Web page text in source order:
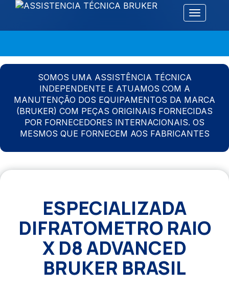
Alternar
SOMOS UMA ASSISTÊNCIA TÉCNICA
INDEPENDENTE E ATUAMOS COM A
MANUTENÇÃO DOS EQUIPAMENTOS DA MARCA
(BRUKER) COM PEÇAS ORIGINAIS FORNECIDAS
POR FORNECEDORES INTERNACIONAIS. OS
MESMOS QUE FORNECEM AOS FABRICANTES
ESPECIALIZADA
DIFRATOMETRO RAIO
X D8 ADVANCED
BRUKER BRASIL